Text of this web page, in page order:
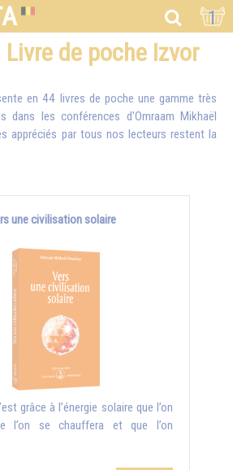
1
de poche Izvor
en 44 livres de poche une gamme très
dans les conférences d'Omraam Mikhaël
appréciés par tous nos lecteurs restent la
une civilisation solaire
grâce à l’énergie solaire que l’on
l’on se chauffera et que l’on